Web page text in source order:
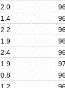
2.0
1.4
2.2
1.9
2.4
1.9
0.8
1.2